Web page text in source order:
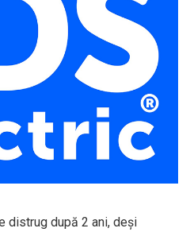
distrug după 2 ani, deși